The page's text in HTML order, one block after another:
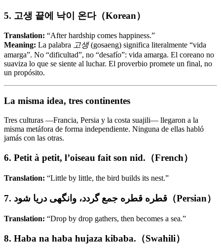
5. 고생 끝에 낙이 온다（Korean）
Translation: “After hardship comes happiness.”
Meaning: La palabra 고생(gosaeng) significa literalmente “vida
amarga”. No “dificultad”, no “desafío”: vida amarga. El coreano no
suaviza lo que se siente al luchar. El proverbio promete un final, no
un propósito.
La misma idea, tres continentes
Tres culturas —Francia, Persia y la costa suajili— llegaron a la
misma metáfora de forma independiente. Ninguna de ellas habló
jamás con las otras.
6. Petit à petit, l’oiseau fait son nid.（French）
Translation: “Little by little, the bird builds its nest.”
7. قطره قطره جمع گردد، وانگهی دریا شود（Persian）
Translation: “Drop by drop gathers, then becomes a sea.”
8. Haba na haba hujaza kibaba.（Swahili）